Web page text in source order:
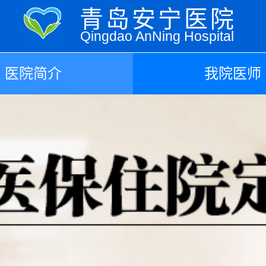
青岛安宁医院
Qingdao AnNing Hospital
医院简介 我院医师